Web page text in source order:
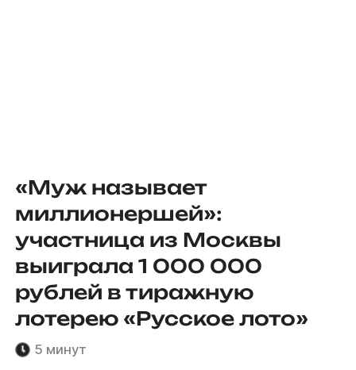
«Муж называет
миллионершей»:
участница из Москвы
выиграла 1 000 000
рублей в тиражную
лотерею «Русское лото»
5 минут